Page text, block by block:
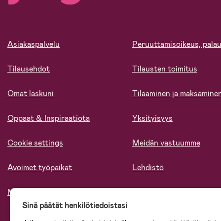
Asiakaspalvelu
Tilausehdot
Omat laskuni
Oppaat & Inspiraatiota
Cookie settings
Avoimet työpaikat
Meistä
Peruuttamisoikeus,
Tilausten toimitus
Tilaaminen ja
Yksityisyys
Meidän vastuumme
Lehdistö
Sinä päätät henkilötiedoistasi